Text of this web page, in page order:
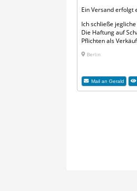
Ein Versand erfolgt
Ich schließe
Die Haftung auf
Pflichten als
Berlin
Mail an Gerald